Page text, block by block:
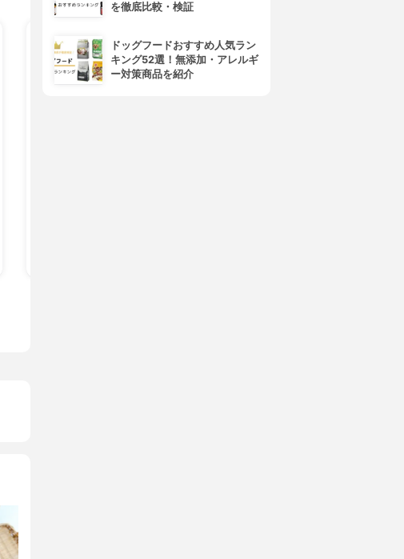
4位
を徹底比較・検証
ドッグフードおすすめ人気ラン
キング52選！無添加・アレルギ
ー対策商品を紹介